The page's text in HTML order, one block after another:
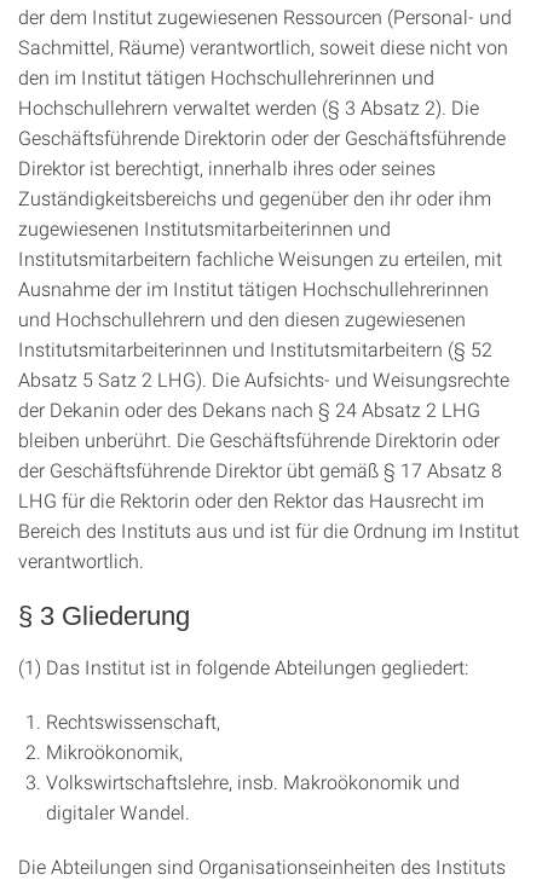
der dem Institut zugewiesenen Ressourcen (Personal- und
Sachmittel, Räume) verantwortlich, soweit diese nicht von
den im Institut tätigen Hochschullehrerinnen und
Hochschullehrern verwaltet werden (§ 3 Absatz 2). Die
Geschäftsführende Direktorin oder der Geschäftsführende
Direktor ist berechtigt, innerhalb ihres oder seines
Zuständigkeitsbereichs und gegenüber den ihr oder ihm
zugewiesenen Institutsmitarbeiterinnen und
Institutsmitarbeitern fachliche Weisungen zu erteilen, mit
Ausnahme der im Institut tätigen Hochschullehrerinnen
und Hochschullehrern und den diesen zugewiesenen
Institutsmitarbeiterinnen und Institutsmitarbeitern (§ 52
Absatz 5 Satz 2 LHG). Die Aufsichts- und Weisungsrechte
der Dekanin oder des Dekans nach § 24 Absatz 2 LHG
bleiben unberührt. Die Geschäftsführende Direktorin oder
der Geschäftsführende Direktor übt gemäß § 17 Absatz 8
LHG für die Rektorin oder den Rektor das Hausrecht im
Bereich des Instituts aus und ist für die Ordnung im Institut
verantwortlich.
§ 3 Gliederung
(1) Das Institut ist in folgende Abteilungen gegliedert:
Rechtswissenschaft,
Mikroökonomik,
Volkswirtschaftslehre, insb. Makroökonomik und
digitaler Wandel.
Die Abteilungen sind Organisationseinheiten des Instituts